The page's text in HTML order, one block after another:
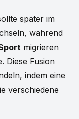
später im
während
migrieren
Diese Fusion
indem eine
verschiedene